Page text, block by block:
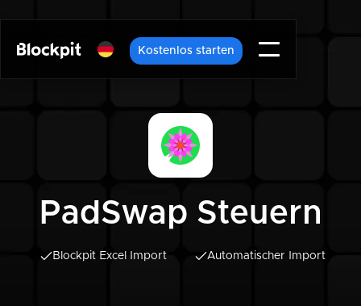
Kostenlos starten
PadSwap Steuern
Blockpit Excel Import Automatischer Import